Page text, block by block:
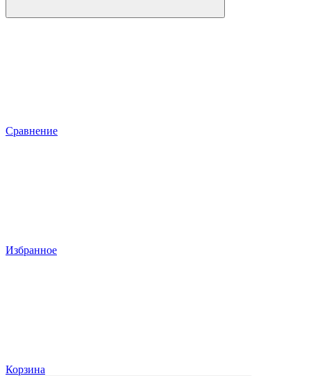
Сравнение
Избранное
Корзина